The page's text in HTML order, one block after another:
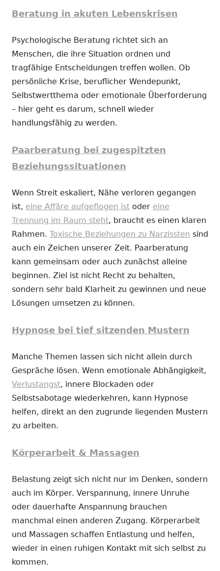
Beratung in akuten Lebenskrisen
Psychologische Beratung richtet sich an
Menschen, die ihre Situation ordnen und
tragfähige Entscheidungen treffen wollen. Ob
persönliche Krise, beruflicher Wendepunkt,
Selbstwertthema oder emotionale Überforderung
– hier geht es darum, schnell wieder
handlungsfähig zu werden.
Paarberatung bei zugespitzten
Beziehungssituationen
Wenn Streit eskaliert, Nähe verloren gegangen
ist, eine Affäre aufgeflogen ist oder eine
Trennung im Raum steht, braucht es einen klaren
Rahmen. Toxische Beziehungen zu Narzissten sind
auch ein Zeichen unserer Zeit. Paarberatung
kann gemeinsam oder auch zunächst alleine
beginnen. Ziel ist nicht Recht zu behalten,
sondern sehr bald Klarheit zu gewinnen und neue
Lösungen umsetzen zu können.
Hypnose bei tief sitzenden Mustern
Manche Themen lassen sich nicht allein durch
Gespräche lösen. Wenn emotionale Abhängigkeit,
Verlustangst, innere Blockaden oder
Selbstsabotage wiederkehren, kann Hypnose
helfen, direkt an den zugrunde liegenden Mustern
zu arbeiten.
Körperarbeit & Massagen
Belastung zeigt sich nicht nur im Denken, sondern
auch im Körper. Verspannung, innere Unruhe
oder dauerhafte Anspannung brauchen
manchmal einen anderen Zugang. Körperarbeit
und Massagen schaffen Entlastung und helfen,
wieder in einen ruhigen Kontakt mit sich selbst zu
kommen.